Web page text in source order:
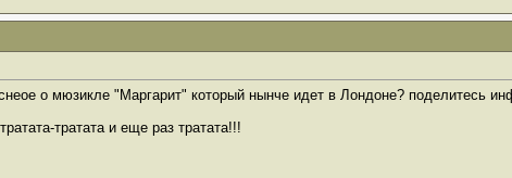
о мюзикле "Маргарит" который нынче идет в Лондоне? поделитесь
тратата и еще раз тратата!!!